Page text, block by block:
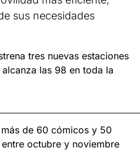
sus necesidades
tres nuevas estaciones
las 98 en toda la
más de 60 cómicos y 50
octubre y noviembre